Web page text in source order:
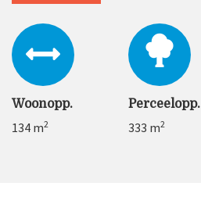
Woonopp.
134 m2
Perceelopp.
333 m2